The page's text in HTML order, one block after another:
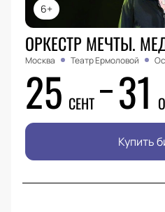
6+
ОРКЕСТР МЕЧТЫ.
Москва Театр Ермоловой
25 СЕНТ 31
Купить